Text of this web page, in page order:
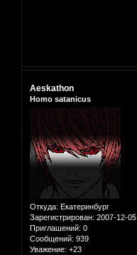
Aeskathon
Homo satanicus
Откуда: Екатеринбург
Зарегистрирован: 2007-12-05
Приглашений: 0
Сообщений: 939
Уважение: +23